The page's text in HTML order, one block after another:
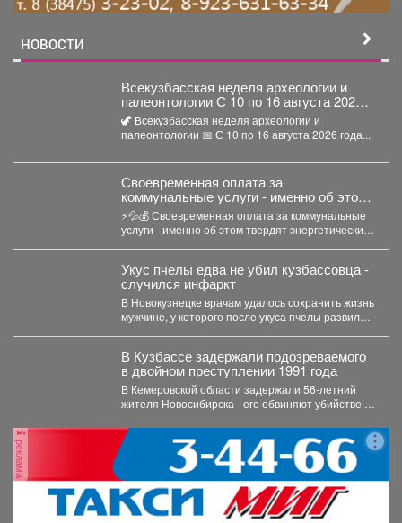
НОВОСТИ
Всекузбасская неделя археологии и
палеонтологии С 10 по 16 августа 2026
года в музеях Кузбасса пройдет Неделя
археологии и палеонтологии,
приуроченная ко Дню археолога (15
августа) и Дню палеон
🦖 Всекузбасская неделя археологии и
палеонтологии 📅 С 10 по 16 августа 2026 года...
Своевременная оплата за
коммунальные услуги - именно об этом
твердят энергетические компании.
⚡💦💰 Своевременная оплата за коммунальные
услуги - именно об этом твердят энергетические
Укус пчелы едва не убил кузбассовца -
случился инфаркт
В Новокузнецке врачам удалось сохранить жизнь
мужчине, у которого после укуса пчелы развился
В Кузбассе задержали подозреваемого
в двойном преступлении 1991 года
В Кемеровской области задержали 56‑летний
жителя Новосибирска - его обвиняют убийстве и
реклама